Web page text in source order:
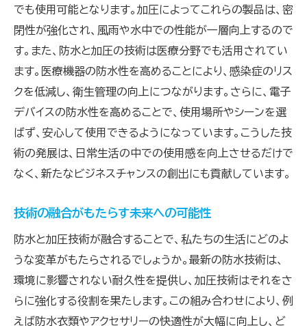
でも使用可能となります。加圧によってこれらの製品は、密
閉性が強化され、風雨や水中での性能が一層向上するので
す。また、防水と加圧の技術は医療分野でも活用されてい
ます。医療機器の防水性を高めることにより、感染症のリス
クを低減し、衛生管理の向上につながります。さらに、電子
デバイスの防水性を高めることで、使用場所やシーンを選
ばず、安心して使用できるようになっています。こうした技
術の発展は、日常生活の中での使用感を向上させるだけで
なく、新たなビジネスチャンスの創出にも貢献しています。
技術の融合がもたらす未来への可能性
防水と加圧技術が融合することで、私たちの生活にどのよ
うな変革がもたらされるでしょうか。最新の防水技術は、
環境に影響されない耐久性を提供し、加圧技術はそれをさ
らに強化する役割を果たします。この組み合わせにより、例
えば防水衣類やアクセサリーの快適性が大幅に向上し、ど